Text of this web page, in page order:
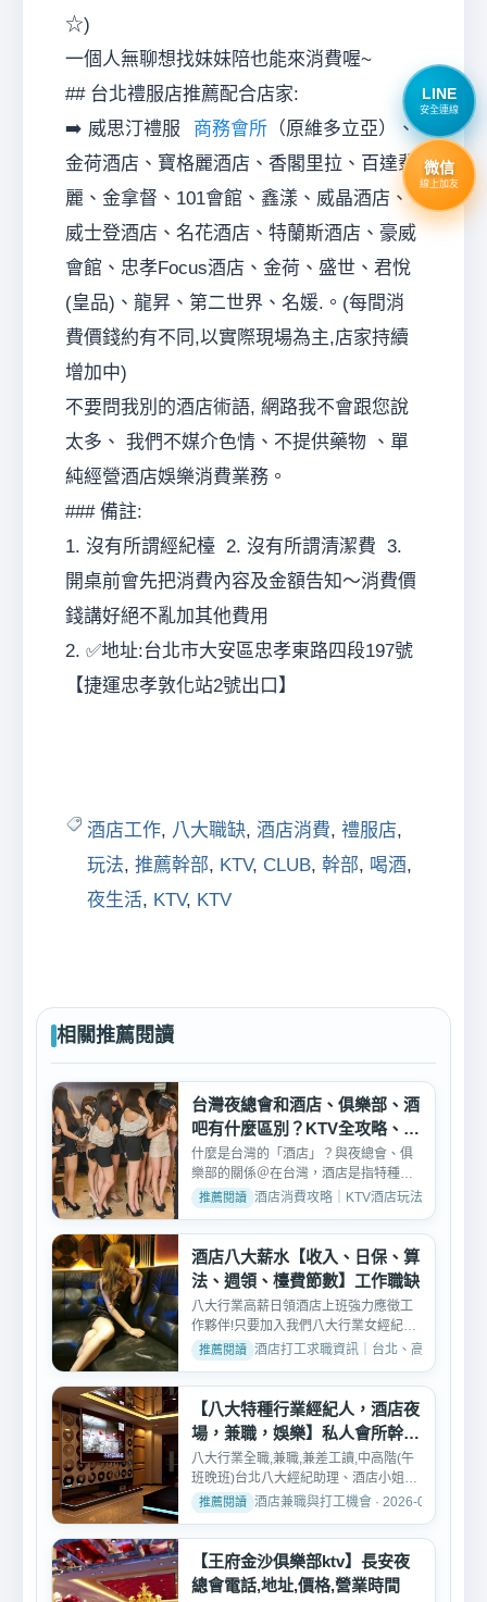
☆)
一個人無聊想找妹妹陪也能來消費喔~
## 台北禮服店推薦配合店家:
➡️ 威思汀禮服
商務會所 （原維多立亞）、
金荷酒店、寶格麗酒店、香閣里拉、百達翡
麗、金拿督、101會館、鑫漾、威晶酒店、
威士登酒店、名花酒店、特蘭斯酒店、豪威
會館、忠孝Focus酒店、金荷、盛世、君悅
(皇品)、龍昇、第二世界、名媛.。(每間消
費價錢約有不同,以實際現場為主,店家持續
增加中)
不要問我別的酒店術語, 網路我不會跟您說
太多、 我們不媒介色情、不提供藥物 、單
純經營酒店娛樂消費業務。
### 備註:
1. 沒有所謂經紀檯 2. 沒有所謂清潔費 3.
開桌前會先把消費內容及金額告知～消費價
錢講好絕不亂加其他費用
2. ✅地址:台北市大安區忠孝東路四段197號
【捷運忠孝敦化站2號出口】
酒店工作, 八大職缺, 酒店消費, 禮服店,
玩法, 推薦幹部, KTV, CLUB, 幹部, 喝酒,
夜生活, KTV, KTV
相關推薦閱讀
台灣夜總會和酒店、俱樂部、酒
吧有什麼區別？KTV全攻略、評
價、玩法介紹
什麼是台灣的「酒店」？與夜總會、俱
樂部的關係＠在台灣，酒店是指特種行
業中綜合KTV並有坐檯小...
酒店消費攻略｜KTV酒店玩法、消費與
酒店八大薪水【收入、日保、算
法、週領、檯費節數】工作職缺
八大行業高薪日領酒店上班強力應徵工
作夥伴!只要加入我們八大行業女經紀團
隊月入10幾萬以上非夢...
酒店打工求職資訊｜台北、高雄、台中
【八大特種行業經紀人，酒店夜
場，兼職，娛樂】私人會所幹部
高薪工作
八大行業全職,兼職,兼差工讀,中高階(午
班晚班)台北八大經紀助理、酒店小姐、
公關、領檯、酒店行...酒店兼職與打工機會 · 2026-02-09
【王府金沙俱樂部ktv】長安夜
總會電話,地址,價格,營業時間
LINE
安全連線
微信
線上加友